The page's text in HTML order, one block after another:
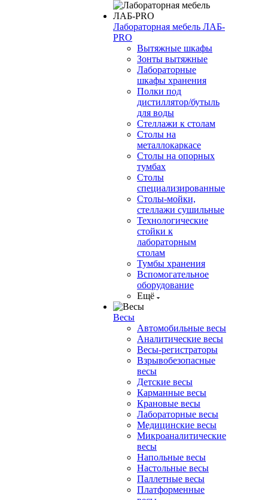
Лабораторная мебель ЛАБ-
PRO
Вытяжные шкафы
Зонты вытяжные
Лабораторные
шкафы хранения
Полки под
дистиллятор/бутыль
для воды
Стеллажи к столам
Столы на
металлокаркасе
Столы на опорных
тумбах
Столы
специализированные
Столы-мойки,
стеллажи сушильные
Технологические
стойки к
лабораторным
столам
Тумбы хранения
Вспомогательное
оборудование
Ещё
Весы
Автомобильные весы
Аналитические весы
Весы-регистраторы
Взрывобезопасные
весы
Детские весы
Карманные весы
Крановые весы
Лабораторные весы
Медицинские весы
Микроаналитические
весы
Напольные весы
Настольные весы
Паллетные весы
Платформенные